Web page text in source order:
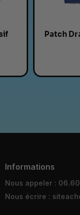
Informations
Nous appeler :
Nous écrire :